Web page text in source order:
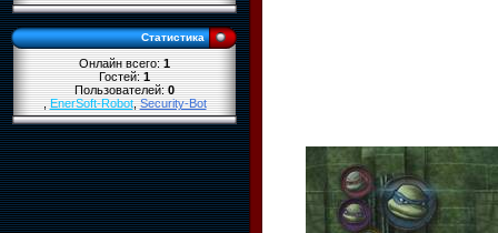
Статистика
Онлайн всего:1
Гостей:1
Пользователей:0
,EnerSoft-Robot,Security-Bot